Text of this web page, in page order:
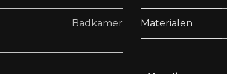
Badkamer Materialen